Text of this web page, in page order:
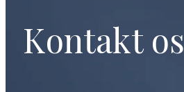
Kontakt os